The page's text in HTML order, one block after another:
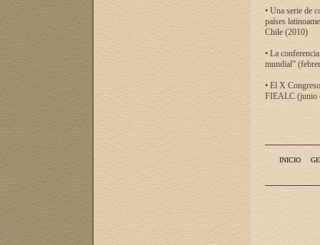
• Una serie de
países
Chile (2010)
• La
mundial”
• El X
FIEALC (junio
INICIO